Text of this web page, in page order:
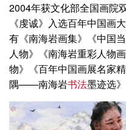
2004年获文化部全国画院
《虔诚》入选百年中国画
有《南海岩画集》《中国
人物》《南海岩重彩人物
物》《百年中国画展名家
隅——南海岩书法墨迹选